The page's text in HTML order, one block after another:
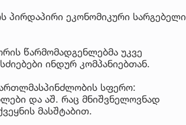
პირდაპირი ეკონომიკური სარგებელი
წარმომადგენლებმა უკვე
ინდურ კომპანიებთან.
სფერო:
და აშ. რაც მნიშვნელოვნად
მასშტაბით.